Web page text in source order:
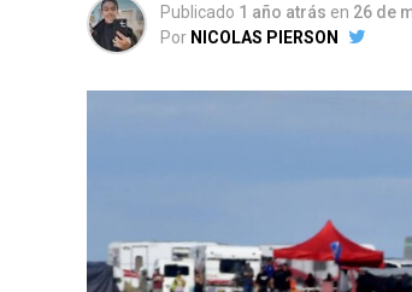
Publicado 1 año atrás en 26 de
Por NICOLAS PIERSON